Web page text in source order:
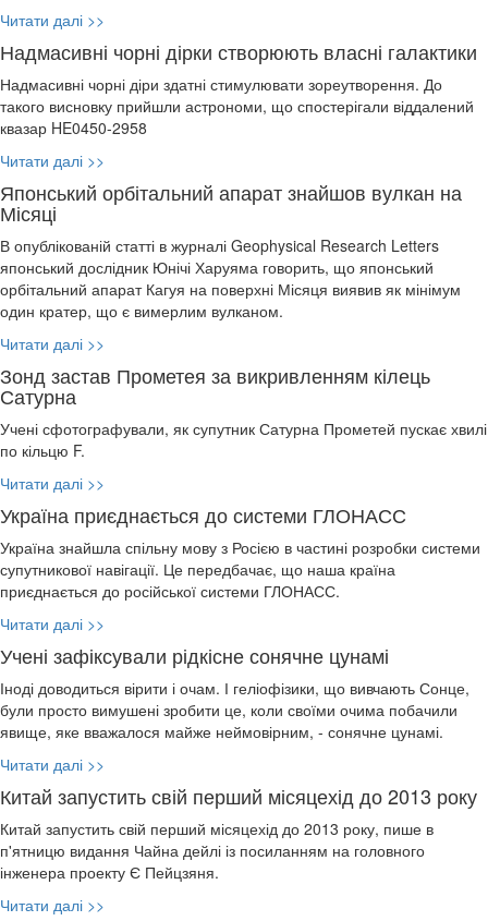
Читати далі >>
Надмасивні чорні дірки створюють власні галактики
Надмасивні чорні діри здатні стимулювати зореутворення. До
такого висновку прийшли астрономи, що спостерігали віддалений
квазар HE0450-2958
Читати далі >>
Японський орбітальний апарат знайшов вулкан на
Місяці
В опублікованій статті в журналі Geophysical Research Letters
японський дослідник Юнічі Харуяма говорить, що японський
орбітальний апарат Кагуя на поверхні Місяця виявив як мінімум
один кратер, що є вимерлим вулканом.
Читати далі >>
Зонд застав Прометея за викривленням кілець
Сатурна
Учені сфотографували, як супутник Сатурна Прометей пускає хвилі
по кільцю F.
Читати далі >>
Україна приєднається до системи ГЛОНАСС
Україна знайшла спільну мову з Росією в частині розробки системи
супутникової навігації. Це передбачає, що наша країна
приєднається до російської системи ГЛОНАСС.
Читати далі >>
Учені зафіксували рідкісне сонячне цунамі
Іноді доводиться вірити і очам. І геліофізики, що вивчають Сонце,
були просто вимушені зробити це, коли своїми очима побачили
явище, яке вважалося майже неймовірним, - сонячне цунамі.
Читати далі >>
Китай запустить свій перший місяцехід до 2013 року
Китай запустить свій перший місяцехід до 2013 року, пише в
п'ятницю видання Чайна дейлі із посиланням на головного
інженера проекту Є Пейцзяня.
Читати далі >>